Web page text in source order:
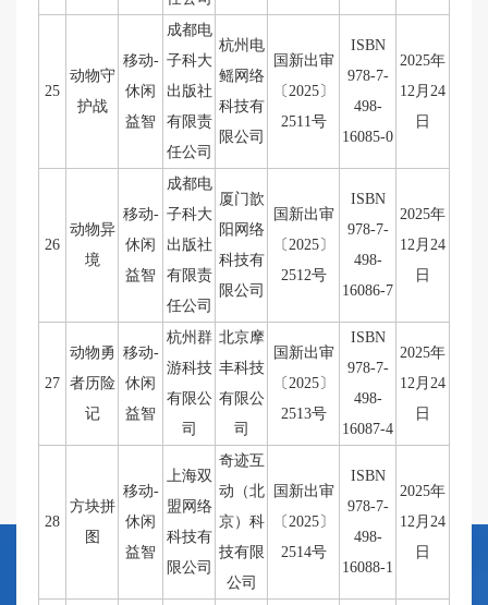
25
动物守
护战
移动-
休闲
益智
成都电
子科大
出版社
有限责
任公司
杭州电
鳐网络
科技有
限公司
国新出审
〔2025〕
2511号
ISBN
978-7-
498-
16085-0
2025年
12月24
日
26
动物异
境
移动-
休闲
益智
成都电
子科大
出版社
有限责
任公司
厦门歆
阳网络
科技有
限公司
国新出审
〔2025〕
2512号
ISBN
978-7-
498-
16086-7
2025年
12月24
日
27
动物勇
者历险
记
移动-
休闲
益智
杭州群
游科技
有限公
司
北京摩
丰科技
有限公
司
国新出审
〔2025〕
2513号
ISBN
978-7-
498-
16087-4
2025年
12月24
日
28
方块拼
图
移动-
休闲
益智
上海双
盟网络
科技有
限公司
奇迹互
动（北
京）科
技有限
公司
国新出审
〔2025〕
2514号
ISBN
978-7-
498-
16088-1
2025年
12月24
日